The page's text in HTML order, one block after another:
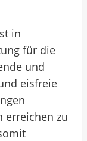
in
für die
und
eisfreie
erreichen zu